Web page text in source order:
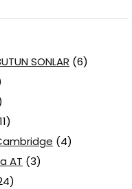
SONLAR (6)
(4)
AT (3)